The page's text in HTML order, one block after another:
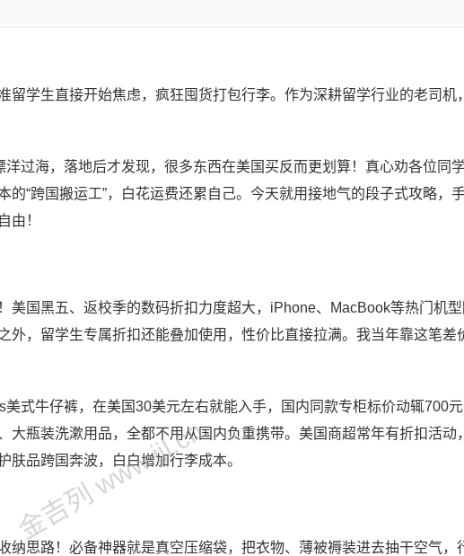
留学生直接开始焦虑，疯狂囤货打包行李。作为深耕留学行业的老司机
洋过海，落地后才发现，很多东西在美国买反而更划算！真心劝各位同
“跨国搬运工”，白花运费还累自己。今天就用接地气的段子式攻略，
由！
美国黑五、返校季的数码折扣力度超大，iPhone、MacBook等热门机
外，留学生专属折扣还能叠加使用，性价比直接拉满。我当年靠这笔差
美式牛仔裤，在美国30美元左右就能入手，国内同款专柜标价动辄700
大瓶装洗漱用品，全都不用从国内负重携带。美国商超常年有折扣活动
肤品跨国奔波，白白增加行李成本。
纳思路！必备神器就是真空压缩袋，把衣物、薄被褥装进去抽干空气，
金吉列 www.jjl.cn